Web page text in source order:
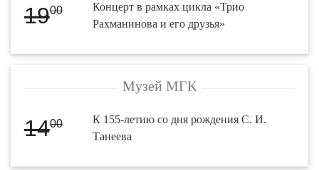
1900
Концерт в рамках цикла «Трио
Рахманинова и его друзья»
Музей МГК
1400
К 155-летию со дня рождения С. И.
Танеева